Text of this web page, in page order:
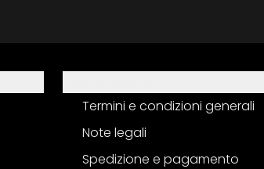
Termini e condizioni generali
Note legali
Spedizione e pagamento